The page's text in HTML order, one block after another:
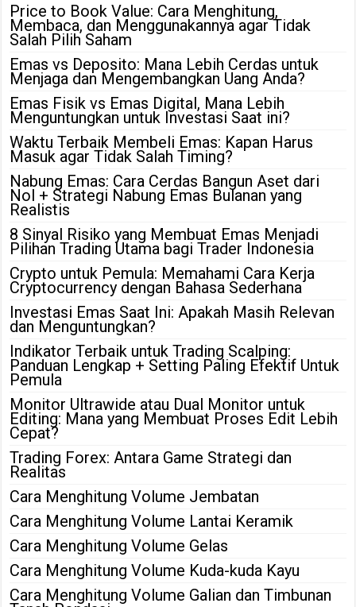
Price to Book Value: Cara Menghitung,
Membaca, dan Menggunakannya agar Tidak
Salah Pilih Saham
Emas vs Deposito: Mana Lebih Cerdas untuk
Menjaga dan Mengembangkan Uang Anda?
Emas Fisik vs Emas Digital, Mana Lebih
Menguntungkan untuk Investasi Saat ini?
Waktu Terbaik Membeli Emas: Kapan Harus
Masuk agar Tidak Salah Timing?
Nabung Emas: Cara Cerdas Bangun Aset dari
Nol + Strategi Nabung Emas Bulanan yang
Realistis
8 Sinyal Risiko yang Membuat Emas Menjadi
Pilihan Trading Utama bagi Trader Indonesia
Crypto untuk Pemula: Memahami Cara Kerja
Cryptocurrency dengan Bahasa Sederhana
Investasi Emas Saat Ini: Apakah Masih Relevan
dan Menguntungkan?
Indikator Terbaik untuk Trading Scalping:
Panduan Lengkap + Setting Paling Efektif Untuk
Pemula
Monitor Ultrawide atau Dual Monitor untuk
Editing: Mana yang Membuat Proses Edit Lebih
Cepat?
Trading Forex: Antara Game Strategi dan
Realitas
Cara Menghitung Volume Jembatan
Cara Menghitung Volume Lantai Keramik
Cara Menghitung Volume Gelas
Cara Menghitung Volume Kuda-kuda Kayu
Cara Menghitung Volume Galian dan Timbunan